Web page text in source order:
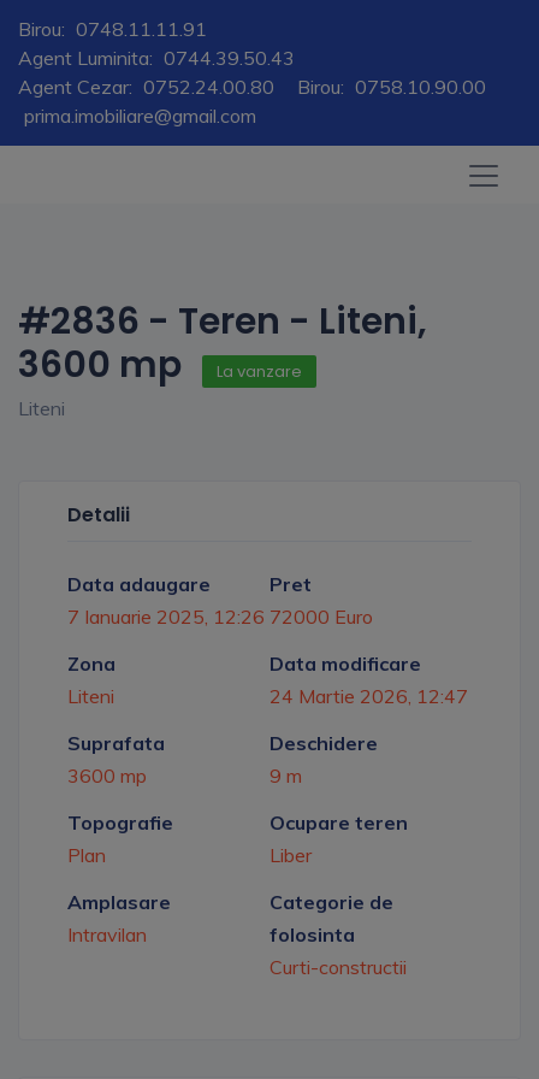
Birou: 0748.11.11.91
Agent Luminita: 0744.39.50.43
Agent Cezar: 0752.24.00.80 Birou: 0758.10.90.00
prima.imobiliare@gmail.com
#2836 - Teren - Liteni,
3600 mp
La vanzare
Liteni
Detalii
Data adaugare
7 Ianuarie 2025, 12:26
Pret
72000 Euro
Zona
Liteni
Data modificare
24 Martie 2026, 12:47
Suprafata
3600 mp
Deschidere
9 m
Topografie
Plan
Ocupare teren
Liber
Amplasare
Intravilan
Categorie de
folosinta
Curti-constructii